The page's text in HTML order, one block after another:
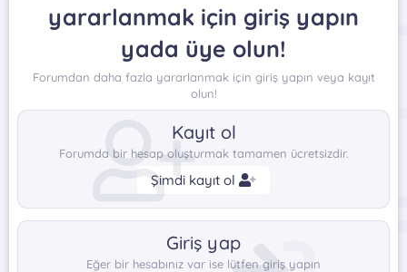
yararlanmak için giriş yapın
yada üye olun!
Forumdan daha fazla yararlanmak için giriş yapın veya kayıt
olun!
Kayıt ol
Forumda bir hesap oluşturmak tamamen ücretsizdir.
Şimdi kayıt ol
Giriş yap
Eğer bir hesabınız var ise lütfen giriş yapın